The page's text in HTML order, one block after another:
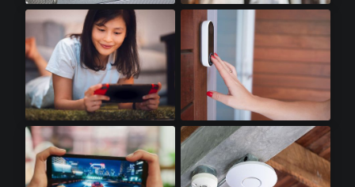
网络摄像头​ 运动相机
掌上游戏机​ 门铃摄像头​